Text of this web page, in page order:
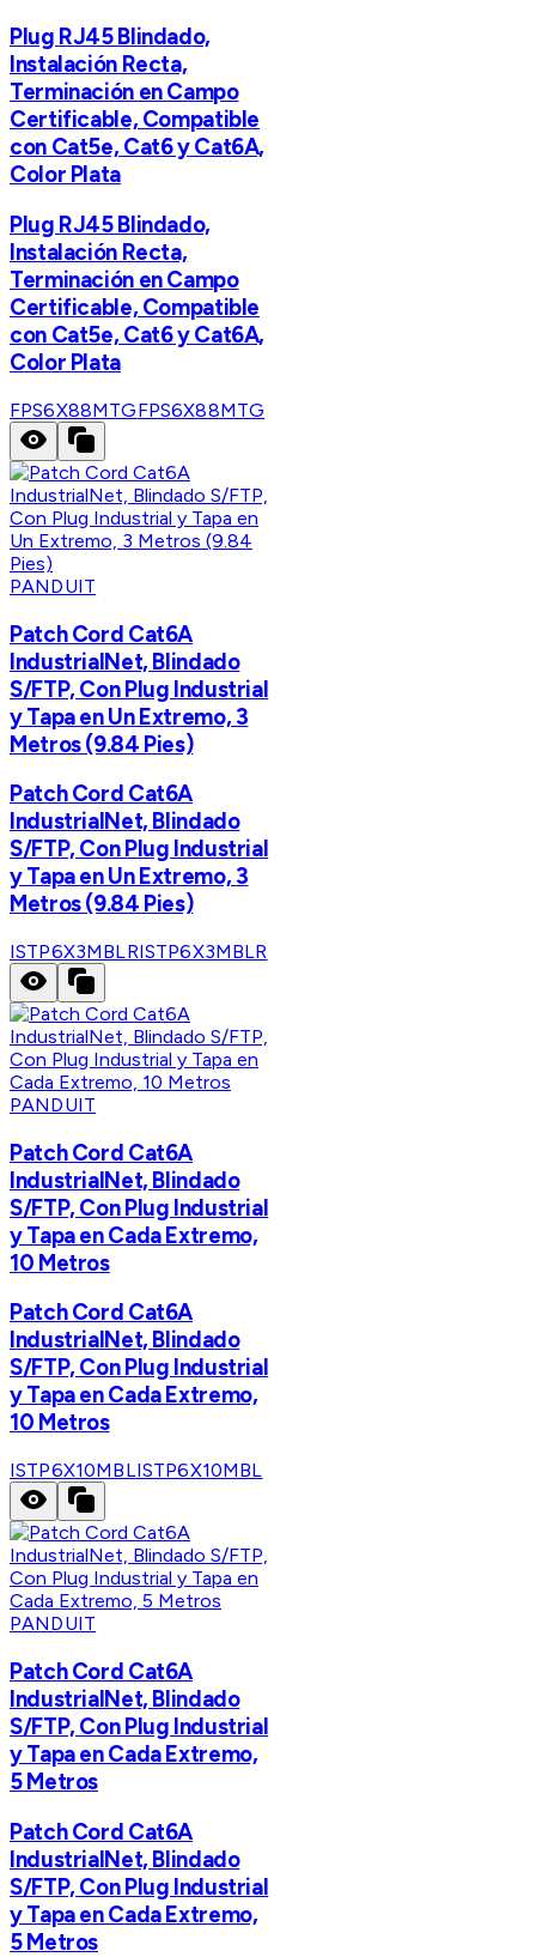
Plug RJ45 Blindado,
Instalación Recta,
Terminación en Campo
Certificable, Compatible
con Cat5e, Cat6 y Cat6A,
Color Plata
Plug RJ45 Blindado,
Instalación Recta,
Terminación en Campo
Certificable, Compatible
con Cat5e, Cat6 y Cat6A,
Color Plata
FPS6X88MTGFPS6X88MTG
PANDUIT
Patch Cord Cat6A
IndustrialNet, Blindado
S/FTP, Con Plug Industrial
y Tapa en Un Extremo, 3
Metros (9.84 Pies)
Patch Cord Cat6A
IndustrialNet, Blindado
S/FTP, Con Plug Industrial
y Tapa en Un Extremo, 3
Metros (9.84 Pies)
ISTP6X3MBLRISTP6X3MBLR
PANDUIT
Patch Cord Cat6A
IndustrialNet, Blindado
S/FTP, Con Plug Industrial
y Tapa en Cada Extremo,
10 Metros
Patch Cord Cat6A
IndustrialNet, Blindado
S/FTP, Con Plug Industrial
y Tapa en Cada Extremo,
10 Metros
ISTP6X10MBLISTP6X10MBL
PANDUIT
Patch Cord Cat6A
IndustrialNet, Blindado
S/FTP, Con Plug Industrial
y Tapa en Cada Extremo,
5 Metros
Patch Cord Cat6A
IndustrialNet, Blindado
S/FTP, Con Plug Industrial
y Tapa en Cada Extremo,
5 Metros